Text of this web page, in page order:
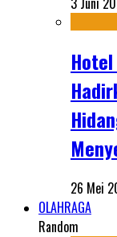
26 Mei
OLAHRAGA
Random